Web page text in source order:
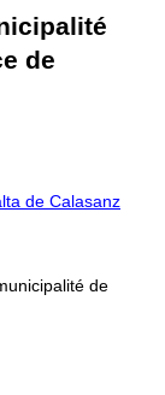
de
de Calasanz
de